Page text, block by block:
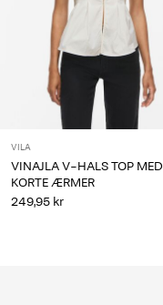
VILA
VINAJLA V-HALS TOP MED
KORTE ÆRMER
249,95 kr